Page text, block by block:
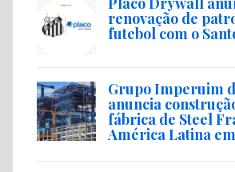
renovação de
futebol com o
Grupo Imperuim
anuncia
fábrica de Steel
América Latina